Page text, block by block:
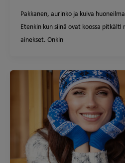
Pakkanen, aurinko ja kuiva
Etenkin kun siinä ovat koossa pitkälti
ainekset. Onkin